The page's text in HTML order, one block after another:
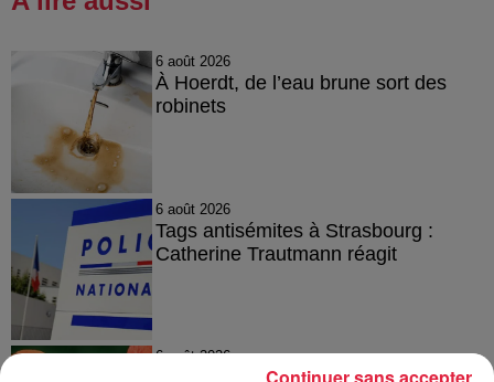
6 août 2026
À Hoerdt, de l’eau brune sort des
robinets
6 août 2026
Tags antisémites à Strasbourg :
Catherine Trautmann réagit
6 août 2026